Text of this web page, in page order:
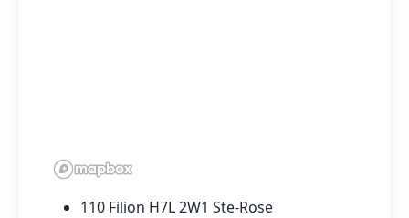
110 Filion H7L 2W1 Ste-Rose